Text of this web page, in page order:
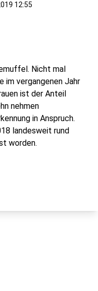
12:55
Nicht mal
im vergangenen Jahr
ist der Anteil
nehmen
in Anspruch.
landesweit rund
worden.